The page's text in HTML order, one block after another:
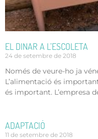
EL DINAR A L’ESCOLETA
24 de setembre de 2018
Només de veure-ho ja
L’alimentació és
és important. L’empresa
ADAPTACIÓ
11 de setembre de 2018